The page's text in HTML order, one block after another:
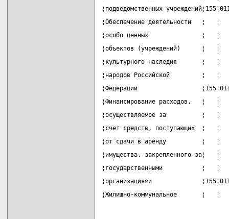
¦подведомственных
¦Обеспечение деятельности
¦особо ценных               ¦
¦объектов (учреждений)
¦культурного наследия
¦народов Российской
¦Федерации
¦Финансирование расходов,
¦осуществляемое за
¦счет средств, поступающих
¦от сдачи в аренду          ¦
¦имущества, закрепленного
¦государственными
¦организациями
¦Жилищно-коммунальное